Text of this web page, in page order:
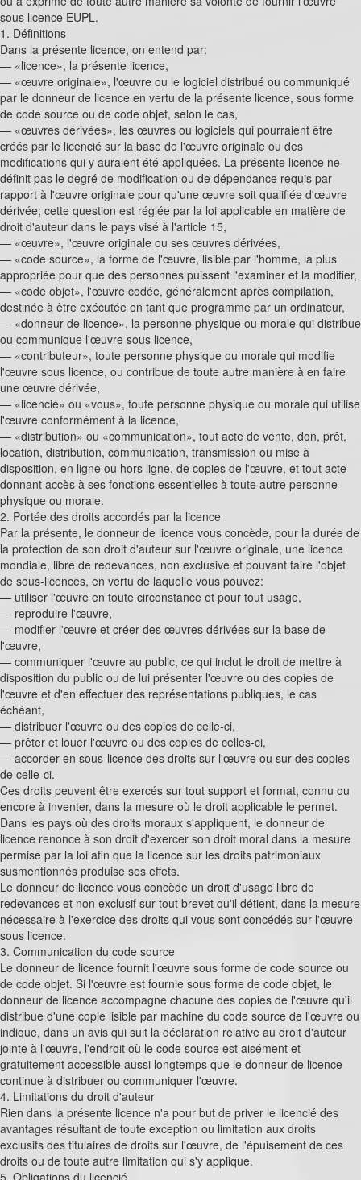
sous licence EUPL.
1. Définitions
Dans la présente licence, on entend par:
— «licence», la présente licence,
— «œuvre originale», l'œuvre ou le logiciel distribué ou communiqué
par le donneur de licence en vertu de la présente licence, sous forme
de code source ou de code objet, selon le cas,
— «œuvres dérivées», les œuvres ou logiciels qui pourraient être
créés par le licencié sur la base de l'œuvre originale ou des
modifications qui y auraient été appliquées. La présente licence ne
définit pas le degré de modification ou de dépendance requis par
rapport à l'œuvre originale pour qu'une œuvre soit qualifiée d'œuvre
dérivée; cette question est réglée par la loi applicable en matière de
droit d'auteur dans le pays visé à l'article 15,
— «œuvre», l'œuvre originale ou ses œuvres dérivées,
— «code source», la forme de l'œuvre, lisible par l'homme, la plus
appropriée pour que des personnes puissent l'examiner et la modifier,
— «code objet», l'œuvre codée, généralement après compilation,
destinée à être exécutée en tant que programme par un ordinateur,
— «donneur de licence», la personne physique ou morale qui distribue
ou communique l'œuvre sous licence,
— «contributeur», toute personne physique ou morale qui modifie
l'œuvre sous licence, ou contribue de toute autre manière à en faire
une œuvre dérivée,
— «licencié» ou «vous», toute personne physique ou morale qui utilise
l'œuvre conformément à la licence,
— «distribution» ou «communication», tout acte de vente, don, prêt,
location, distribution, communication, transmission ou mise à
disposition, en ligne ou hors ligne, de copies de l'œuvre, et tout acte
donnant accès à ses fonctions essentielles à toute autre personne
physique ou morale.
2. Portée des droits accordés par la licence
Par la présente, le donneur de licence vous concède, pour la durée de
la protection de son droit d'auteur sur l'œuvre originale, une licence
mondiale, libre de redevances, non exclusive et pouvant faire l'objet
de sous-licences, en vertu de laquelle vous pouvez:
— utiliser l'œuvre en toute circonstance et pour tout usage,
— reproduire l'œuvre,
— modifier l'œuvre et créer des œuvres dérivées sur la base de
l'œuvre,
— communiquer l'œuvre au public, ce qui inclut le droit de mettre à
disposition du public ou de lui présenter l'œuvre ou des copies de
l'œuvre et d'en effectuer des représentations publiques, le cas
échéant,
— distribuer l'œuvre ou des copies de celle-ci,
— prêter et louer l'œuvre ou des copies de celles-ci,
— accorder en sous-licence des droits sur l'œuvre ou sur des copies
de celle-ci.
Ces droits peuvent être exercés sur tout support et format, connu ou
encore à inventer, dans la mesure où le droit applicable le permet.
Dans les pays où des droits moraux s'appliquent, le donneur de
licence renonce à son droit d'exercer son droit moral dans la mesure
permise par la loi afin que la licence sur les droits patrimoniaux
susmentionnés produise ses effets.
Le donneur de licence vous concède un droit d'usage libre de
redevances et non exclusif sur tout brevet qu'il détient, dans la mesure
nécessaire à l'exercice des droits qui vous sont concédés sur l'œuvre
sous licence.
3. Communication du code source
Le donneur de licence fournit l'œuvre sous forme de code source ou
de code objet. Si l'œuvre est fournie sous forme de code objet, le
donneur de licence accompagne chacune des copies de l'œuvre qu'il
distribue d'une copie lisible par machine du code source de l'œuvre ou
indique, dans un avis qui suit la déclaration relative au droit d'auteur
jointe à l'œuvre, l'endroit où le code source est aisément et
gratuitement accessible aussi longtemps que le donneur de licence
continue à distribuer ou communiquer l'œuvre.
4. Limitations du droit d'auteur
Rien dans la présente licence n'a pour but de priver le licencié des
avantages résultant de toute exception ou limitation aux droits
exclusifs des titulaires de droits sur l'œuvre, de l'épuisement de ces
droits ou de toute autre limitation qui s'y applique.